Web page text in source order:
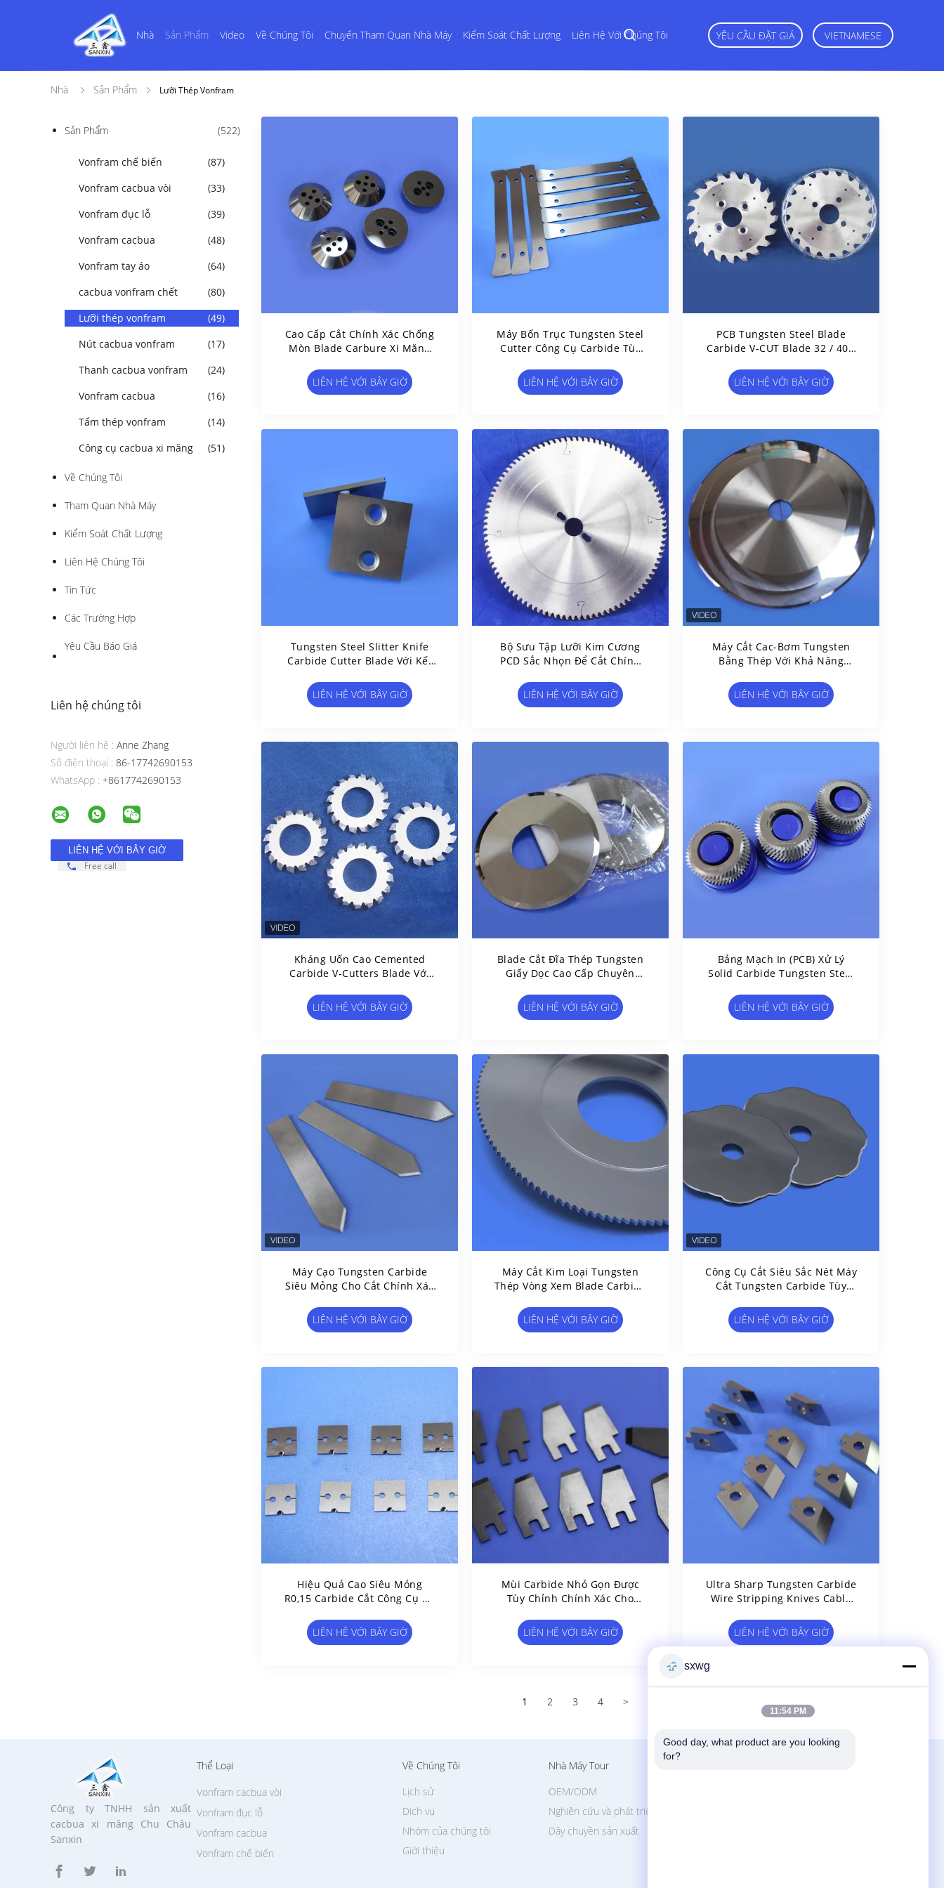
Nhà Sản Phẩm Video Về Chúng Tôi Chuyến Tham Quan Nhà Máy Kiểm Soát Chất Lượng Liên Hệ Với Chúng Tôi YÊU CẦU ĐẶT GIÁ VIETNAMESE
Nhà Sản Phẩm Lưỡi Thép Vonfram
Sản Phẩm (522)
Vonfram chế biến
(87)
Vonfram cacbua vòi
(33)
Vonfram đục lỗ
(39)
Vonfram cacbua
(48)
Vonfram tay áo
(64)
cacbua vonfram chết
(80)
Lưỡi thép vonfram
(49)
Nút cacbua vonfram
(17)
Thanh cacbua vonfram
(24)
Vonfram cacbua
(16)
Tấm thép vonfram
(14)
Công cụ cacbua xi măng
(51)
Về Chúng Tôi
Tham Quan Nhà Máy
Kiểm Soát Chất Lượng
Liên Hệ Chúng Tôi
Tin Tức
Các Trường Hợp
Yêu Cầu Báo Giá
Liên hệ chúng tôi
Người liên hệ : Anne Zhang
Số điện thoại : 86-17742690153
WhatsApp : +8617742690153
Free call
Cao Cấp Cắt Chính Xác Chống
Mòn Blade Carbure Xi Măng
LIÊN HỆ VỚI BÂY GIỜ
Máy Bốn Trục Tungsten Steel
Cutter Công Cụ Carbide Tùy
LIÊN HỆ VỚI BÂY GIỜ
PCB Tungsten Steel Blade
Carbide V-CUT Blade 32 / 40 /
LIÊN HỆ VỚI BÂY GIỜ
Tungsten Steel Slitter Knife
Carbide Cutter Blade Với Kết
LIÊN HỆ VỚI BÂY GIỜ
Bộ Sưu Tập Lưỡi Kim Cương
PCD Sắc Nhọn Để Cắt Chính
LIÊN HỆ VỚI BÂY GIỜ
Máy Cắt Cac-Bơm Tungsten
Bằng Thép Với Khả Năng
Mặt Đánh Bóng
LIÊN HỆ VỚI BÂY GIỜ
Kháng Uốn Cao Cemented
Carbide V-Cutters Blade Với
Tùy Chỉnh Để Cắt Nhôm
LIÊN HỆ VỚI BÂY GIỜ
Blade Cắt Đĩa Thép Tungsten
Giấy Dọc Cao Cấp Chuyên
LIÊN HỆ VỚI BÂY GIỜ
Bảng Mạch In (PCB) Xử Lý
Solid Carbide Tungsten Steel
LIÊN HỆ VỚI BÂY GIỜ
Máy Cạo Tungsten Carbide
Siêu Mỏng Cho Cắt Chính Xác
LIÊN HỆ VỚI BÂY GIỜ
Máy Cắt Kim Loại Tungsten
Thép Vòng Xem Blade Carbide
LIÊN HỆ VỚI BÂY GIỜ
Công Cụ Cắt Siêu Sắc Nét Máy
Cắt Tungsten Carbide Tùy
LIÊN HỆ VỚI BÂY GIỜ
Hiệu Quả Cao Siêu Mỏng
R0,15 Carbide Cắt Công Cụ Để
LIÊN HỆ VỚI BÂY GIỜ
Mùi Carbide Nhỏ Gọn Được
Tùy Chỉnh Chính Xác Cho
Túi Tay
LIÊN HỆ VỚI BÂY GIỜ
Ultra Sharp Tungsten Carbide
Wire Stripping Knives Cable
Tháo Dây
LIÊN HỆ VỚI BÂY GIỜ
1 2 3 4 >
Công ty TNHH sản xuất
cacbua xi măng Chu Châu
Sanxin
Thể Loại
Vonfram chế biến
Vonfram cacbua vòi
Vonfram đục lỗ
Vonfram cacbua
Về Chúng Tôi
Giới thiệu
Lịch sử
Dịch vụ
Nhóm của chúng tôi
Nhà Máy Tour
Dây chuyền sản xuất
OEM/ODM
Nghiên cứu và phát triển
sxwg
11:54 PM
Good day, what product are you looking
for?